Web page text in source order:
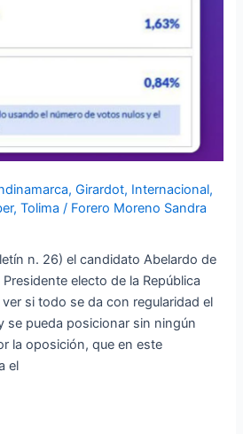
,Girardot, Internacional,
,Tolima / Forero Moreno Sandra
n. 26) el candidato Abelardo de
electo de la República
si todo se da con regularidad el
se pueda posicionar sin ningún
la oposición, que en este
el